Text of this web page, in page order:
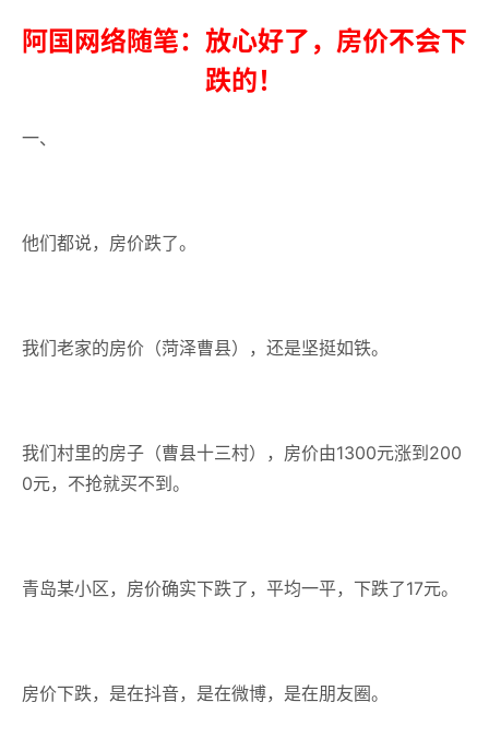
阿国网络随笔：放心好了，房价不会下
跌的！
一、
他们都说，房价跌了。
我们老家的房价（菏泽曹县），还是坚挺如铁。
我们村里的房子（曹县十三村），房价由1300元涨到200
0元，不抢就买不到。
青岛某小区，房价确实下跌了，平均一平，下跌了17元。
房价下跌，是在抖音，是在微博，是在朋友圈。